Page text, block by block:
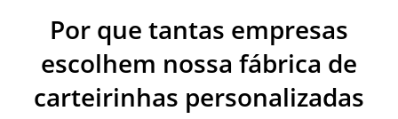
Por que tantas empresas
escolhem nossa fábrica de
carteirinhas personalizadas